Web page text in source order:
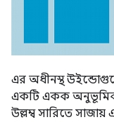
এর অধীনস্থ
একটি একক
উল্লম্ব সারিতে সাজায়